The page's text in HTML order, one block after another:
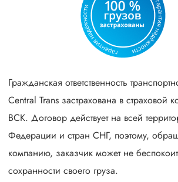
Гражданская ответственность
Central Trans застрахована в
ВСК. Договор действует на всей
Федерации и стран СНГ, поэтому,
компанию, заказчик может не
сохранности своего груза.